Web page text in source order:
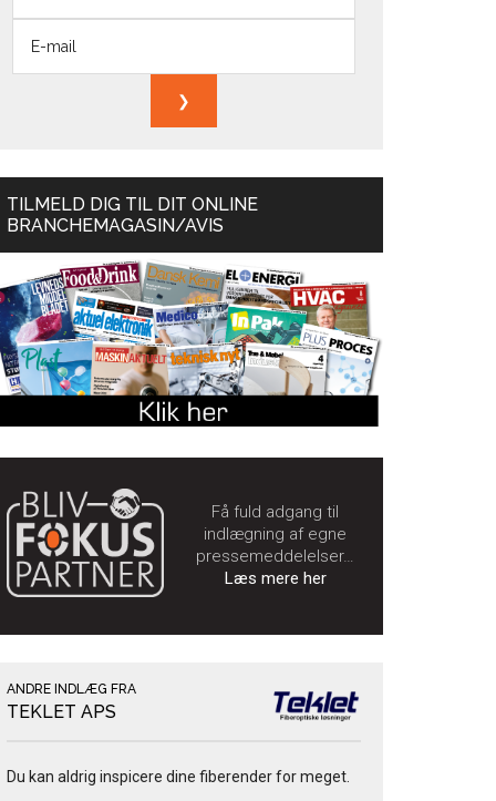
TILMELD DIG TIL DIT ONLINE
BRANCHEMAGASIN/AVIS
Få fuld adgang til
indlægning af egne
pressemeddelelser…
Læs mere her
ANDRE INDLÆG FRA
TEKLET APS
Du kan aldrig inspicere dine fiberender for meget.